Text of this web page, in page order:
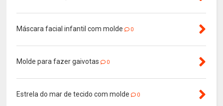
Máscara facial infantil com molde 0
Molde para fazer gaivotas 0
Estrela do mar de tecido com molde 0